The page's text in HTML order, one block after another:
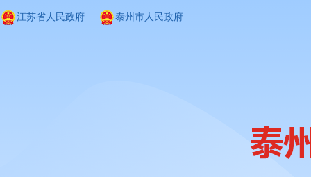
江苏省人民政府 泰州市人民政府